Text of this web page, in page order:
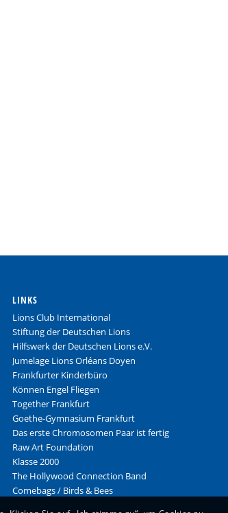
LINKS
Lions Club International
Stiftung der Deutschen Lions
Hilfswerk der Deutschen Lions e.V.
Jumelage Lions Orléans Doyen
Frankfurter Kinderbüro
Können Engel Fliegen
Together Frankfurt
Goethe-Gymnasium Frankfurt
Das erste Chromosomen Paar ist fertig
Raw Art Foundation
Klasse 2000
The Hollywood Connection Band
Comebags/ Birds & Bees